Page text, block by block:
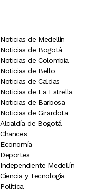
Noticias de Medellín
Noticias de Bogotá
Noticias de Colombia
Noticias de Bello
Noticias de Caldas
Noticias de La Estrella
Noticias de Barbosa
Noticias de Girardota
Alcaldía de Bogotá
Chances
Economía
Deportes
Independiente Medellín
Ciencia y Tecnología
Política